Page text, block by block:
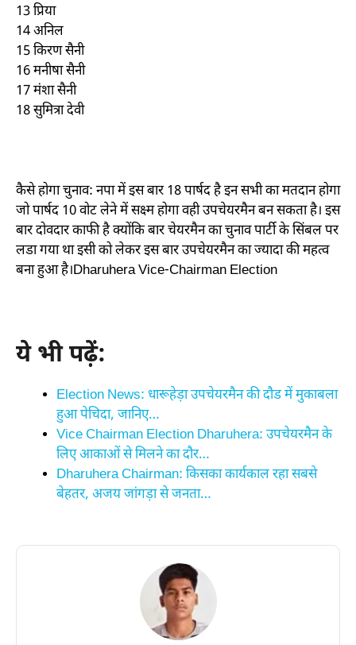
13 प्रिया
14 अनिल
15 किरण सैनी
16 मनीषा सैनी
17 मंशा सैनी
18 सुमित्रा देवी
कैसे होगा चुनाव: नपा में इस बार 18 पार्षद है इन सभी का मतदान होगा
जो पार्षद 10 वोट लेने में सक्ष्म होगा वही उपचेयरमैन बन सकता है। इस
बार दोवदार काफी है क्योंकि बार चेयरमैन का चुनाव पार्टी के सिंबल पर
लडा गया था इसी को लेकर इस बार उपचेयरमैन का ज्यादा की महत्व
बना हुआ है।Dharuhera Vice-Chairman Election
ये भी पढ़ें:
Election News: धारूहेड़ा उपचेयरमैन की दौड में मुकाबला
हुआ पेचिदा, जानिए…
Vice Chairman Election Dharuhera: उपचेयरमैन के
लिए आकाओं से मिलने का दौर…
Dharuhera Chairman: किसका कार्यकाल रहा सबसे
बेहतर, अजय जांगड़ा से जनता…